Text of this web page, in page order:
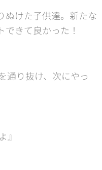
ぬけた子供達。新たな
きて良かった！
通り抜け、次にやっ
』